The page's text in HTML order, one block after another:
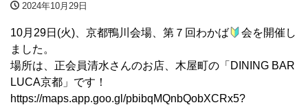
2024年10月29日
10月29日(火)、京都鴨川会場、第７回わかば
会を開催し
ました。
場所は、正会員清水さんのお店、木屋町の「DINING BAR
LUCA京都」です！
https://maps.app.goo.gl/pbibqMQnbQobXCRx5?